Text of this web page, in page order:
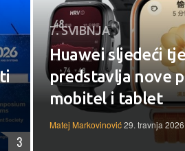
3
7. SVIBNJA
Huawei sljedeći
predstavlja nove
mobitel i tablet
Matej Markovinović29. travnja 2026.